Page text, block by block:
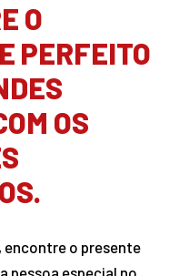
O
PERFEITO
OS
encontre o presente